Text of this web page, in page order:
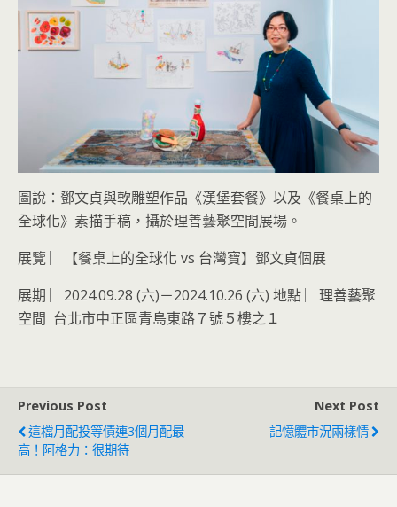
圖說：鄧文貞與軟雕塑作品《漢堡套餐》以及《餐桌上的
全球化》素描手稿，攝於理善藝聚空間展場。
展覽 ︳【餐桌上的全球化 vs 台灣寶】鄧文貞個展
展期 ︳2024.09.28 (六)－2024.10.26 (六) 地點 ︳理善藝聚
空間 台北市中正區青島東路７號５樓之１
Previous Post
這檔月配投等債連3個月配最
高！阿格力：很期待
Next Post
記憶體市況兩樣情